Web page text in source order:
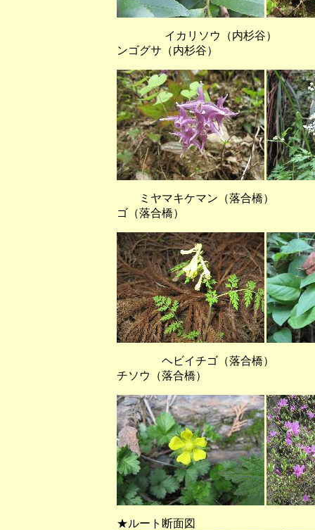
イカリソウ（内杉
ンゴグサ（内杉谷）
ミヤマキケマン（落合橋
ゴ（落合橋）
ヘビイチゴ（落合橋）
チソウ（落合橋）
★ルート断面図